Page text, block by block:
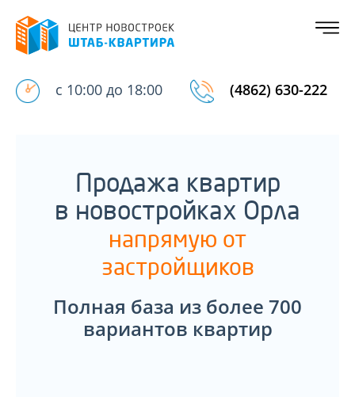
с 10:00 до 18:00 (4862) 630-222
Продажа квартир
в новостройках Орла
напрямую от
застройщиков
Полная база из более 700
вариантов квартир